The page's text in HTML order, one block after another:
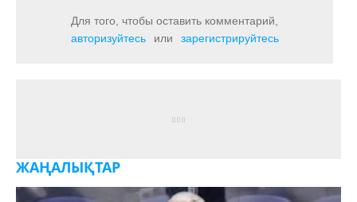
Для того, чтобы оставить комментарий,
авторизуйтесь
или зарегистрируйтесь
ЖАҢАЛЫҚТАР